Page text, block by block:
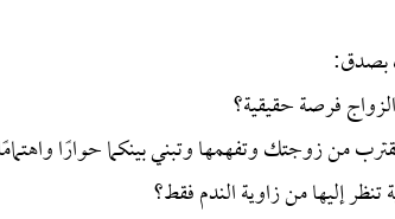
بصدق:
فرصة حقيقية؟
من زوجتك وتفهمها وتبني بينكما حوارًا
تنظر إليها من زاوية الندم فقط؟